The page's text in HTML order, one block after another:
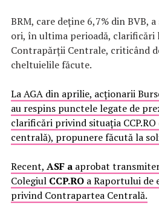
BRM, care deține 6,7% din BVB,
ori, în ultima perioadă, clarificări
Contrapărții Centrale, criticând
cheltuielile făcute.
La AGA din aprilie, acționarii
au respins punctele legate de
clarificări privind situația
centrală), propunere făcută la
Recent, ASF a aprobat
Colegiul CCP.RO a Raportului de
privind Contrapartea Centrală.